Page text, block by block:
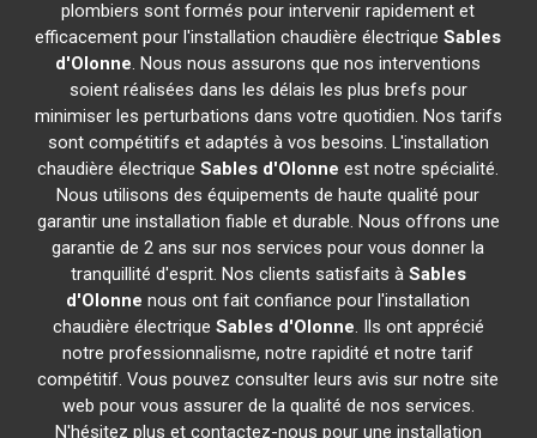
plombiers sont formés pour intervenir rapidement et
efficacement pour l'installation chaudière électriqueSables
d'Olonne. Nous nous assurons que nos interventions
soient réalisées dans les délais les plus brefs pour
minimiser les perturbations dans votre quotidien. Nos tarifs
sont compétitifs et adaptés à vos besoins. L'installation
chaudière électriqueSables d'Olonne est notre spécialité.
Nous utilisons des équipements de haute qualité pour
garantir une installation fiable et durable. Nous offrons une
garantie de 2 ans sur nos services pour vous donner la
tranquillité d'esprit. Nos clients satisfaits à Sables
d'Olonne nous ont fait confiance pour l'installation
chaudière électrique Sables d'Olonne. Ils ont apprécié
notre professionnalisme, notre rapidité et notre tarif
compétitif. Vous pouvez consulter leurs avis sur notre site
web pour vous assurer de la qualité de nos services.
N'hésitez plus et contactez-nous pour une installation